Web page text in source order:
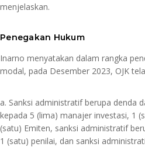
menjelaskan.
Penegakan Hukum
Inarno menyatakan dalam rangka
modal, pada Desember 2023, OJK
a. Sanksi administratif berupa denda
kepada 5 (lima) manajer investasi, 1
(satu) Emiten, sanksi administratif
1 (satu) penilai, dan sanksi